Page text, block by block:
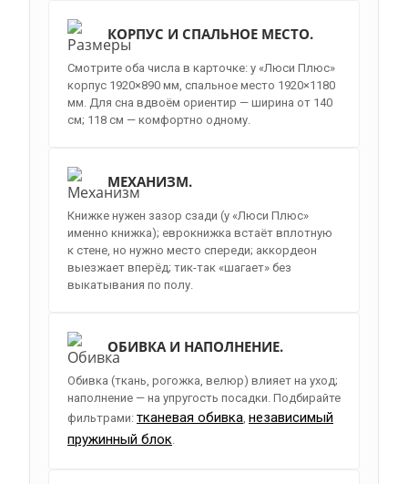
КОРПУС И СПАЛЬНОЕ МЕСТО.
Смотрите оба числа в карточке: у «Люси Плюс»
корпус 1920×890 мм, спальное место 1920×1180
мм. Для сна вдвоём ориентир — ширина от 140
см; 118 см — комфортно одному.
МЕХАНИЗМ.
Книжке нужен зазор сзади (у «Люси Плюс»
именно книжка); еврокнижка встаёт вплотную
к стене, но нужно место спереди; аккордеон
выезжает вперёд; тик-так «шагает» без
выкатывания по полу.
ОБИВКА И НАПОЛНЕНИЕ.
Обивка (ткань, рогожка, велюр) влияет на уход;
наполнение — на упругость посадки. Подбирайте
фильтрами: тканевая обивка, независимый
пружинный блок.